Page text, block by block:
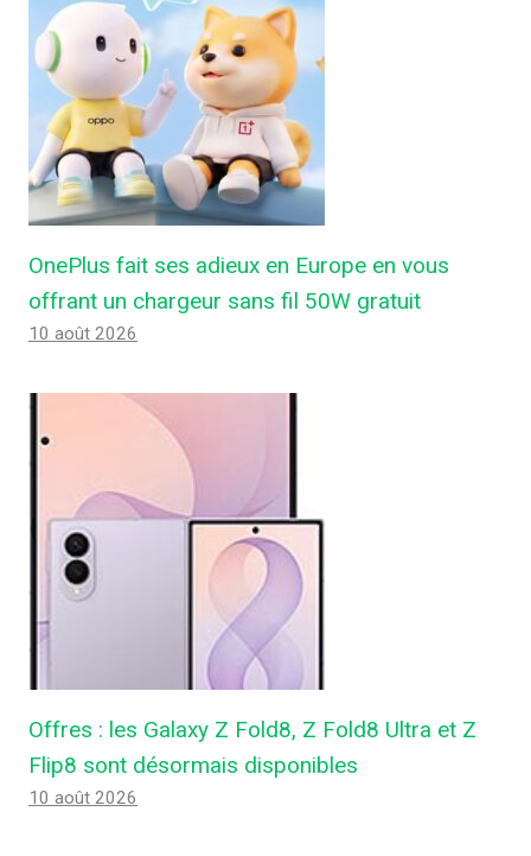
OnePlus fait ses adieux en Europe en vous
offrant un chargeur sans fil 50W gratuit
10 août 2026
Offres : les Galaxy Z Fold8, Z Fold8 Ultra et Z
Flip8 sont désormais disponibles
10 août 2026